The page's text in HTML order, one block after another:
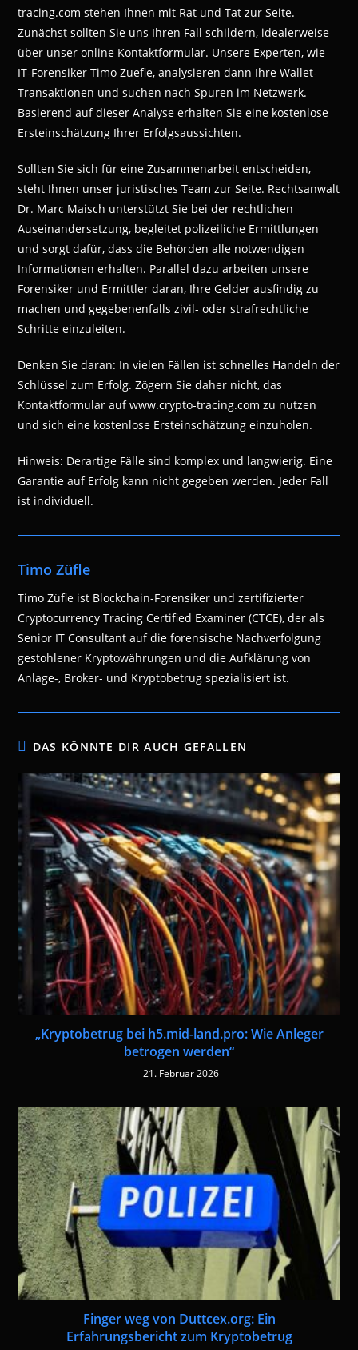
tracing.com stehen Ihnen mit Rat und Tat zur Seite.
Zunächst sollten Sie uns Ihren Fall schildern, idealerweise
über unser online Kontaktformular. Unsere Experten, wie
IT-Forensiker Timo Zuefle, analysieren dann Ihre Wallet-
Transaktionen und suchen nach Spuren im Netzwerk.
Basierend auf dieser Analyse erhalten Sie eine kostenlose
Ersteinschätzung Ihrer Erfolgsaussichten.
Sollten Sie sich für eine Zusammenarbeit entscheiden,
steht Ihnen unser juristisches Team zur Seite. Rechtsanwalt
Dr. Marc Maisch unterstützt Sie bei der rechtlichen
Auseinandersetzung, begleitet polizeiliche Ermittlungen
und sorgt dafür, dass die Behörden alle notwendigen
Informationen erhalten. Parallel dazu arbeiten unsere
Forensiker und Ermittler daran, Ihre Gelder ausfindig zu
machen und gegebenenfalls zivil- oder strafrechtliche
Schritte einzuleiten.
Denken Sie daran: In vielen Fällen ist schnelles Handeln der
Schlüssel zum Erfolg. Zögern Sie daher nicht, das
Kontaktformular auf www.crypto-tracing.com zu nutzen
und sich eine kostenlose Ersteinschätzung einzuholen.
Hinweis: Derartige Fälle sind komplex und langwierig. Eine
Garantie auf Erfolg kann nicht gegeben werden. Jeder Fall
ist individuell.
Timo Züfle
Timo Züfle ist Blockchain-Forensiker und zertifizierter
Cryptocurrency Tracing Certified Examiner (CTCE), der als
Senior IT Consultant auf die forensische Nachverfolgung
gestohlener Kryptowährungen und die Aufklärung von
Anlage-, Broker- und Kryptobetrug spezialisiert ist.
DAS KÖNNTE DIR AUCH GEFALLEN
„Kryptobetrug bei h5.mid-land.pro: Wie Anleger
betrogen werden“
21. Februar 2026
Finger weg von Duttcex.org: Ein
Erfahrungsbericht zum Kryptobetrug